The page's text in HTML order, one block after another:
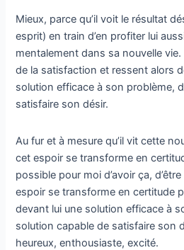
Mieux, parce qu’il voit le résultat
esprit) en train d’en profiter lui
mentalement dans sa nouvelle vie.
de la satisfaction et ressent alors
solution efficace à son problème,
satisfaire son désir.
Au fur et à mesure qu’il vit cette
cet espoir se transforme en
possible pour moi d’avoir ça,
espoir se transforme en certitude
devant lui une solution efficace à
solution capable de satisfaire son
heureux, enthousiaste, excité.